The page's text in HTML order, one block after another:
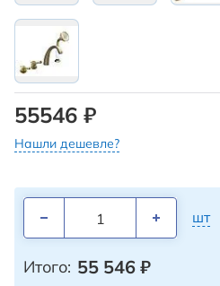
55546 ₽
Нашли дешевле?
шт
Итого: 55 546 ₽